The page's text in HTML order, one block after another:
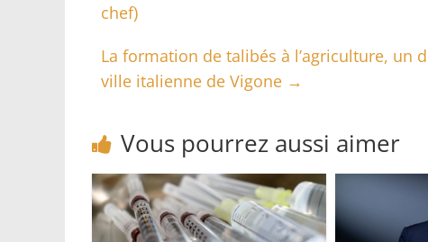
chef)
La formation de talibés à l’agriculture, un
ville italienne de Vigone →
Vous pourrez aussi aimer